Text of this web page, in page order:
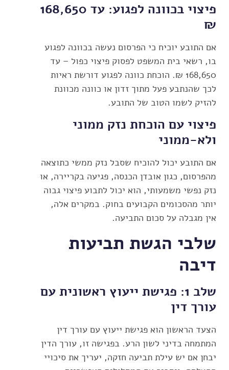
פיצוי בכוונה לפגוע: עד 168,650
₪
אם התובע יוכיח כי הפרסום נעשה בכוונה לפגוע
בו, רשאי בית המשפט לפסוק פיצוי כפול – עד
168,650 ₪. הוכחת כוונה לפגוע דורשת ראיות
לכך שהנתבע פעל מתוך זדון או כוונה מכוונת
להזיק לשמו הטוב של התובע.
פיצוי עם הוכחת נזק ממוני
ולא-ממוני
אם התובע יכול להוכיח שסבל נזק ממשי כתוצאה
מהפרסום, כגון אובדן הכנסה, פגיעה בקריירה, או
נזק נפשי משמעותי, הוא יכול לתבוע פיצוי גבוה
יותר מהסכומים הקבועים בחוק. במקרים אלה,
אין מגבלה על סכום התביעה.
שלבי הגשת תביעות
דיבה
שלב 1: פגישת ייעוץ ראשונית עם
עורך דין
הצעד הראשון הוא פגישת ייעוץ עם עורך דין
המתמחה בדיני לשון הרע. בפגישה זו, עורך הדין
יבחן אם יש עילת תביעה חזקה, יעריך את סיכויי